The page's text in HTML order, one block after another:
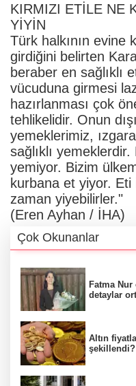
KIRMIZI ETİLE NE
YİYİN
Türk halkının evine
girdiğini belirten
beraber en sağlıklı
vücuduna girmesi
hazırlanması çok
tehlikelidir. Onun
yemeklerimiz,
sağlıklı
yemiyor. Bizim
kurbana et yiyor. Eti
zaman yiyebilirler."
(Eren Ayhan / İHA)
Çok Okunanlar
Fatma
detaylar
Altın
şekillendi?